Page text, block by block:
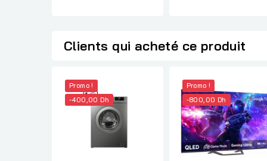
Clients qui acheté ce produit
Promo !
-400,00 Dh
Promo !
-800,00 Dh